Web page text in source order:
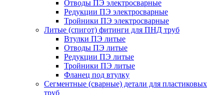
Отводы ПЭ электросварные
Редукции ПЭ электросварные
Тройники ПЭ электросварные
Литые (спигот) фитинги для ПНД труб
Втулки ПЭ литые
Отводы ПЭ литые
Редукции ПЭ литые
Тройники ПЭ литые
Фланец под втулку
Сегментные (сварные) детали для пластиковых
труб